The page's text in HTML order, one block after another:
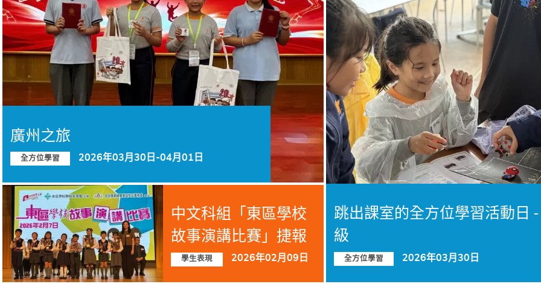
廣州之旅
全方位學習 2026年03月30日-04月01日
中文科組「東區學校
故事演講比賽」捷報
學生表現 2026年02月09日
跳出課室的全方位學習活動日
級
全方位學習 2026年03月30日